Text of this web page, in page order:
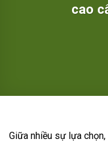
cao
Giữa nhiều sự lựa